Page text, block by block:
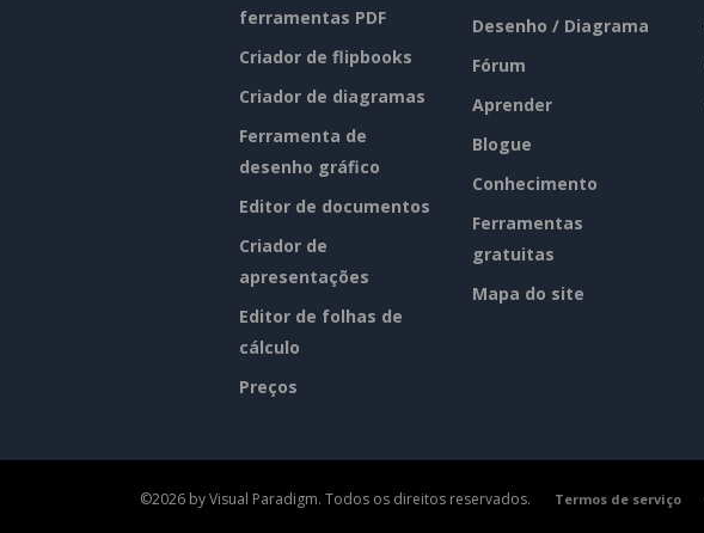
ferramentas PDF
Criador de flipbooks
Criador de diagramas
Ferramenta de
desenho gráfico
Editor de documentos
Criador de
apresentações
Editor de folhas de
cálculo
Preços
Desenho / Diagrama
Fórum
Aprender
Blogue
Conhecimento
Ferramentas
gratuitas
Mapa do site
©2026 by Visual Paradigm. Todos os direitos reservados. Termos de serviço